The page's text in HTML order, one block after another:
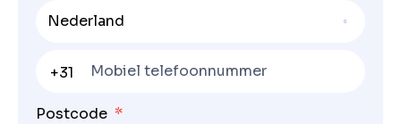
Nederland
+31
Postcode